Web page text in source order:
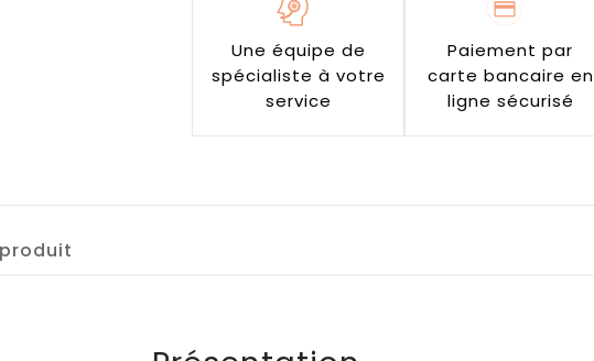
Une équipe de
spécialiste à votre
service
Paiement par
carte bancaire en
ligne sécurisé